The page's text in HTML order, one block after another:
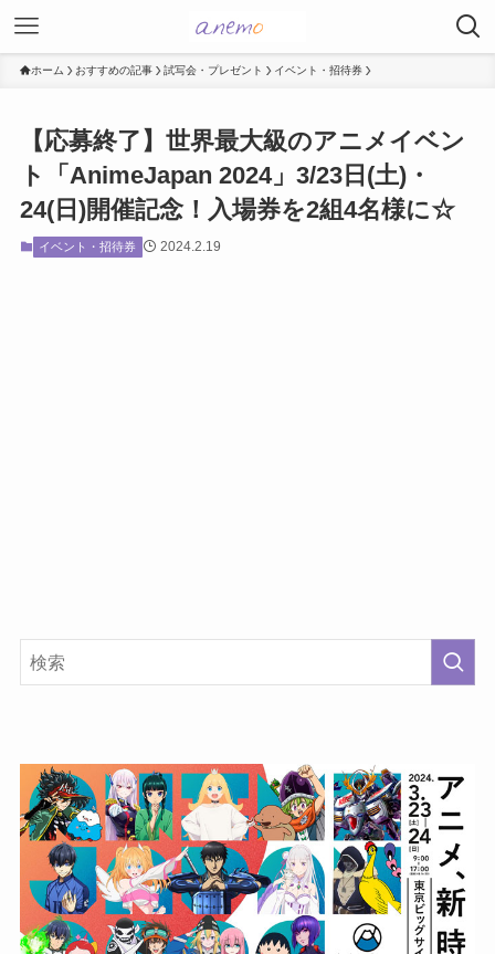
ホーム おすすめの記事 試写会・プレゼント イベント・招待券
【応募終了】世界最大級のアニメイベン
ト「AnimeJapan 2024」3/23日(土)・
24(日)開催記念！入場券を2組4名様に☆
イベント・招待券 2024.2.19